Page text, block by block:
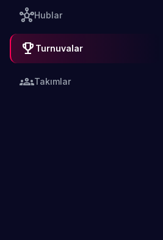
hubHublar
emoji_events Turnuvalar
groupsTakımlar